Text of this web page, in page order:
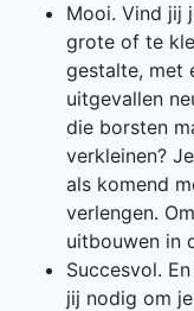
Mooi. Vind jij
grote of te
gestalte, met
uitgevallen
die borsten
verkleinen?
als komend
verlengen.
uitbouwen in
Succesvol. En
jij nodig om